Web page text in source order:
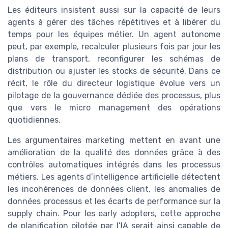
Les éditeurs insistent aussi sur la capacité de leurs
agents à gérer des tâches répétitives et à libérer du
temps pour les équipes métier. Un agent autonome
peut, par exemple, recalculer plusieurs fois par jour les
plans de transport, reconfigurer les schémas de
distribution ou ajuster les stocks de sécurité. Dans ce
récit, le rôle du directeur logistique évolue vers un
pilotage de la gouvernance dédiée des processus, plus
que vers le micro management des opérations
quotidiennes.
Les argumentaires marketing mettent en avant une
amélioration de la qualité des données grâce à des
contrôles automatiques intégrés dans les processus
métiers. Les agents d’intelligence artificielle détectent
les incohérences de données client, les anomalies de
données processus et les écarts de performance sur la
supply chain. Pour les early adopters, cette approche
de planification pilotée par l’IA serait ainsi capable de